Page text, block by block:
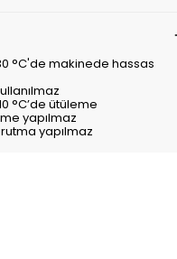
°C'de makinede hassas
°C’de ütüleme
yapılmaz
yapılmaz